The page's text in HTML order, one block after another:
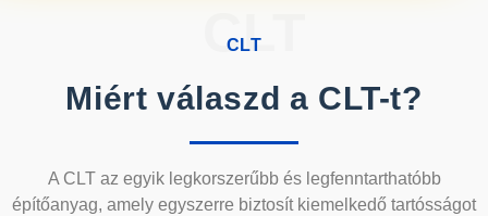
CLT
CLT
Miért válaszd a CLT-t?
A CLT az egyik legkorszerűbb és legfenntarthatóbb
építőanyag, amely egyszerre biztosít kiemelkedő tartósságot